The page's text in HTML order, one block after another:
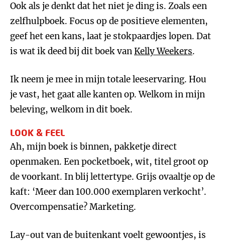
Ook als je denkt dat het niet je ding is. Zoals een
zelfhulpboek. Focus op de positieve elementen,
geef het een kans, laat je stokpaardjes lopen. Dat
is wat ik deed bij dit boek vanKelly Weekers.
Ik neem je mee in mijn totale leeservaring. Hou
je vast, het gaat alle kanten op. Welkom in mijn
beleving, welkom in dit boek.
LOOK & FEEL
Ah, mijn boek is binnen, pakketje direct
openmaken. Een pocketboek, wit, titel groot op
de voorkant. In blij lettertype. Grijs ovaaltje op de
kaft: ‘Meer dan 100.000 exemplaren verkocht’.
Overcompensatie? Marketing.
Lay-out van de buitenkant voelt gewoontjes, is